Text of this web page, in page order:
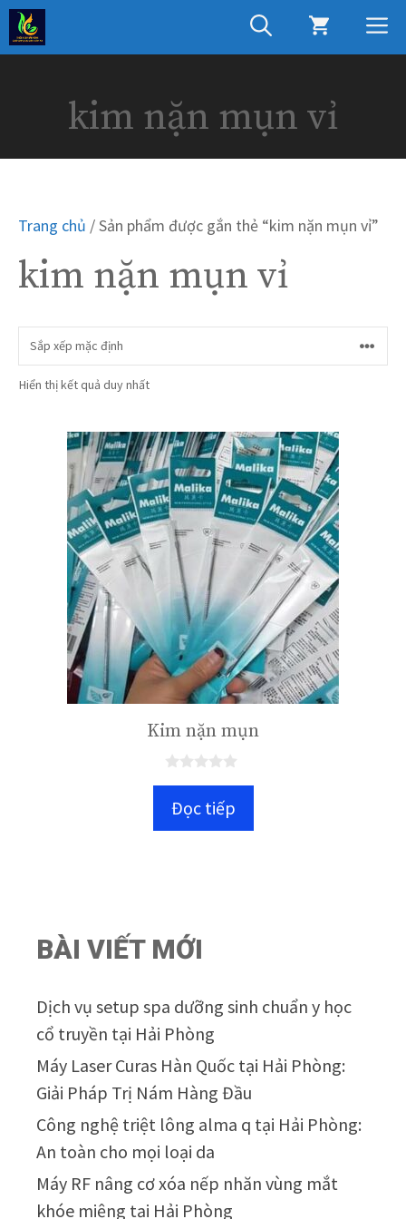
Chuyển
đến
nội
kim nặn mụn vỉ
Trang chủ / Sản phẩm được gắn thẻ “kim nặn mụn vỉ”
kim nặn mụn vỉ
Hiển thị kết quả duy nhất
Kim nặn mụn
gĐọc tiếp
BÀI VIẾT MỚI
Dịch vụ setup spa dưỡng sinh chuẩn y học
cổ truyền tại Hải Phòng
Máy Laser Curas Hàn Quốc tại Hải Phòng:
Giải Pháp Trị Nám Hàng Đầu
Công nghệ triệt lông alma q tại Hải Phòng:
An toàn cho mọi loại da
Máy RF nâng cơ xóa nếp nhăn vùng mắt
khóe miệng tại Hải Phòng